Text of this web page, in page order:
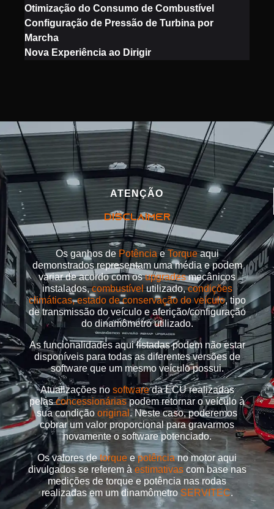
Otimização do Consumo de Combustível
Configuração de Pressão de Turbina por
Marcha
Nova Experiência ao Dirigir
ATENÇÃO
DISCLAIMER
Os ganhos de Potênciae Torqueaqui
demonstrados representam uma média e podem
variar de acordo com osupgradesmecânicos
instalados,combustívelutilizado,condições
climáticas, estado de conservação do veículo, tipo
de transmissão do veículo e aferição/configuração
do dinamômetro utilizado.
As funcionalidades aqui listadas podem não estar
disponíveis para todas as diferentes versões de
software que um mesmo veículo possui.
Atualizações no softwareda ECU realizadas
pelasconcessionáriaspodem retornar o veículo à
sua condição original . Neste caso, poderemos
cobrar um valor proporcional para gravarmos
novamente o software potenciado.
Os valores detorque epotênciano motor aqui
divulgados se referem àestimativascom base nas
medições de torque e potência nas rodas
realizadas em um dinamômetro SERVITEC.